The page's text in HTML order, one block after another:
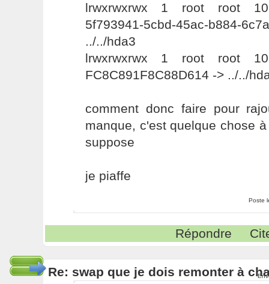
lrwxrwxrwx 1 root root 10
5f793941-5cbd-45ac-
../../hda3
lrwxrwxrwx 1 root root 10
FC8C891F8C88D614 -> ../../
comment donc faire pour
manque, c'est quelque chose
suppose
je piaffe
Poste
Répondre
Re: swap que je dois remonter à